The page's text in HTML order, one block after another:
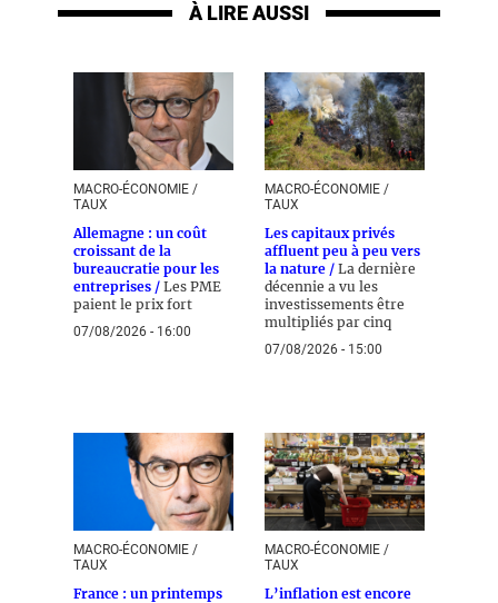
À LIRE AUSSI
MACRO-ÉCONOMIE /
TAUX
Allemagne : un coût
croissant de la
bureaucratie pour les
entreprises / Les PME
paient le prix fort
07/08/2026 - 16:00
MACRO-ÉCONOMIE /
TAUX
Les capitaux privés
affluent peu à peu vers
la nature / La dernière
décennie a vu les
investissements être
multipliés par cinq
07/08/2026 - 15:00
MACRO-ÉCONOMIE /
TAUX
France : un printemps
MACRO-ÉCONOMIE /
TAUX
L’inflation est encore